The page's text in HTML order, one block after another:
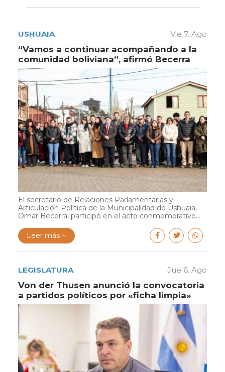
USHUAIA Vie 7. Ago
“Vamos a continuar acompañando a la
comunidad boliviana”, afirmó Becerra
El secretario de Relaciones Parlamentarias y
Articulación Política de la Municipalidad de Ushuaia,
Omar Becerra, participó en el acto conmemorativo...
Leer más +
LEGISLATURA Jue 6. Ago
Von der Thusen anunció la convocatoria
a partidos políticos por «ficha limpia»